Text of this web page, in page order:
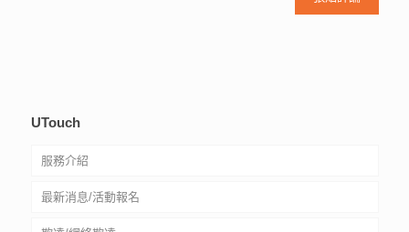
UTouch
服務介紹
社工驗證
最新消息/活動報名